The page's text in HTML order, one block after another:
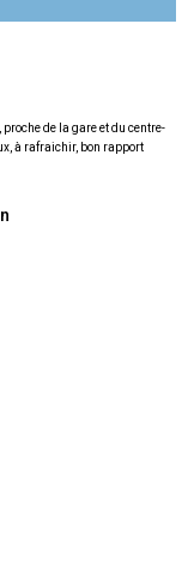
de la gare et du centre-
à rafraichir, bon rapport